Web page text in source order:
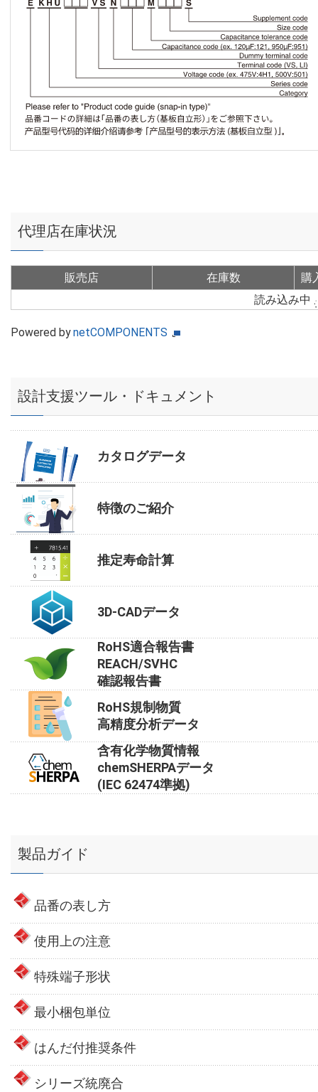
代理店在庫状況
販売店 在庫数
購
読み込み中
Powered bynetCOMPONENTS
設計支援ツール・ドキュメント
カタログデータ
特徴のご紹介
推定寿命計算
3D-CADデータ
RoHS適合報告書
REACH/SVHC
確認報告書
RoHS規制物質
高精度分析データ
含有化学物質情報
chemSHERPAデータ
(IEC 62474準拠)
製品ガイド
品番の表し方
使用上の注意
特殊端子形状
最小梱包単位
はんだ付推奨条件
シリーズ統廃合